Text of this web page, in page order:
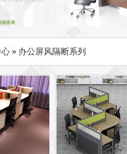
办公椅 会议椅
人体工学椅
茶水柜
心» 办公屏风隔断系列